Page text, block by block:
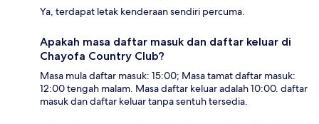
Ya, terdapat letak kenderaan sendiri percuma.
Apakah masa daftar masuk dan daftar keluar di
Chayofa Country Club?
Masa mula daftar masuk: 15:00; Masa tamat daftar masuk:
12:00 tengah malam. Masa daftar keluar adalah 10:00. daftar
masuk dan daftar keluar tanpa sentuh tersedia.